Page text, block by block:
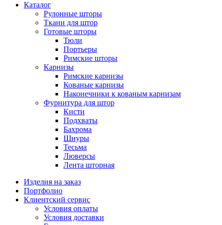
Каталог
Рулонные шторы
Ткани для штор
Готовые шторы
Тюли
Портьеры
Римские шторы
Карнизы
Римские карнизы
Кованые карнизы
Наконечники к кованым карнизам
Фурнитура для штор
Кисти
Подхваты
Бахрома
Шнуры
Тесьма
Люверсы
Лента шторная
Изделия на заказ
Портфолио
Клиентский сервис
Условия оплаты
Условия доставки